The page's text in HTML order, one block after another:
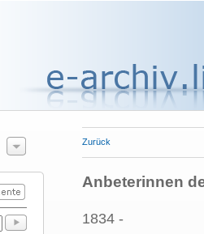
Zurück
Anbeterinnen
1834 -